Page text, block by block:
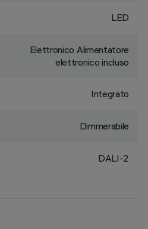
LED
Elettronico Alimentatore
elettronico incluso
Integrato
Dimmerabile
DALI-2